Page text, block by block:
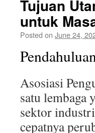
Tujuan
untuk
Posted on June 24,
Asosiasi
satu lembaga
sektor
cepatnya